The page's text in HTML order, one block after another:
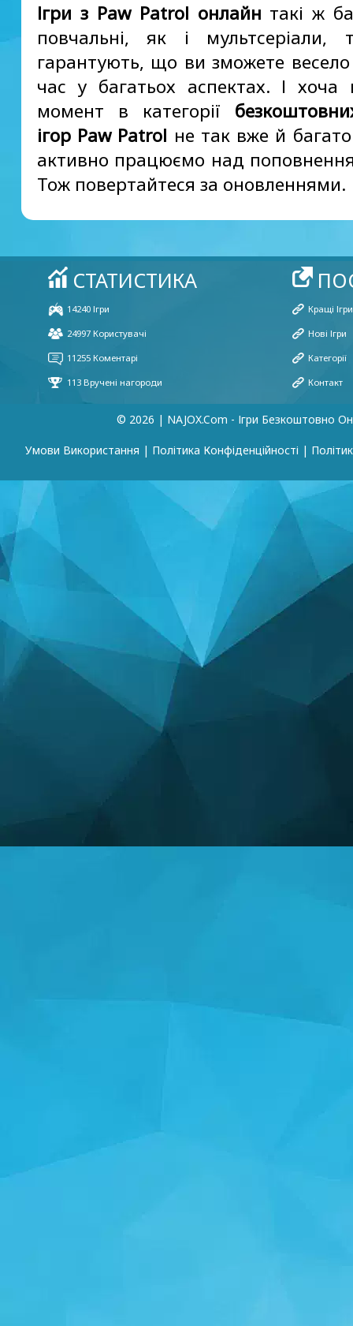
Ігри з Paw Patrol онлайн такі ж
повчальні, як і мультсеріали,
гарантують, що ви зможете
час у багатьох аспектах. І
момент в категорії
ігор Paw Patrol не так вже й
активно працюємо над
Тож повертайтеся за оновленнями.
© 2026 | NAJOX.com - Ігри Безкоштовно
Умови Використання | Політика Конфіденційності |